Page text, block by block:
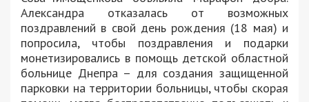
Александра отказалась от возможных
поздравлений в свой день рождения (18 мая) и
попросила, чтобы поздравления и подарки
монетизировались в помощь детской областной
больнице Днепра – для создания защищенной
парковки на территории больницы, чтобы скорая